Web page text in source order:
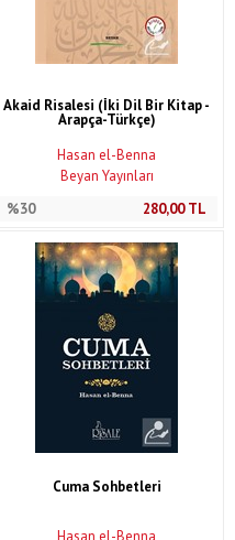
Akaid Risalesi (İki Dil Bir Kitap -
Arapça-Türkçe)
Hasan el-Benna
Beyan Yayınları
%30
280,00TL
Cuma Sohbetleri
Hasan el-Benna